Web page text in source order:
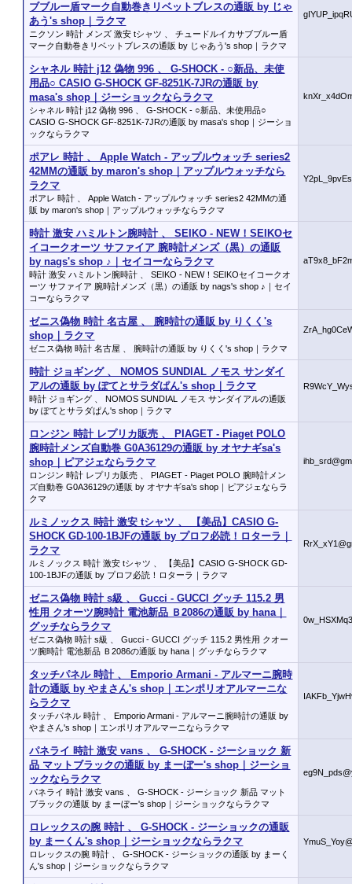
ブブルー盾マーク自動巻きリベットブレスの通販 by じゃ
あう's shop｜ラクマ
ニクソン 時計 メンズ 激安 tシャツ 、 チュードルイカサブブルー盾
マーク自動巻きリベットブレスの通販 by じゃあう's shop｜ラクマ
シャネル 時計 j12 偽物 996 、 G-SHOCK - ○新品、未使
用品○ CASIO G-SHOCK GF-8251K-7JRの通販 by
masa's shop｜ジーショックならラクマ
シャネル 時計 j12 偽物 996 、 G-SHOCK - ○新品、未使用品○
CASIO G-SHOCK GF-8251K-7JRの通販 by masa's shop｜ジーショ
ックならラクマ
ポアレ 時計 、 Apple Watch - アップルウォッチ series2
42MMの通販 by maron's shop｜アップルウォッチなら
ラクマ
ポアレ 時計 、 Apple Watch - アップルウォッチ series2 42MMの通
販 by maron's shop｜アップルウォッチならラクマ
時計 激安 ハミルトン腕時計 、 SEIKO - NEW！SEIKOセ
イコークオーツ サファイア 腕時計メンズ（黒）の通販
by nags's shop ♪｜セイコーならラクマ
時計 激安 ハミルトン腕時計 、 SEIKO - NEW！SEIKOセイコークオ
ーツ サファイア 腕時計メンズ（黒）の通販 by nags's shop ♪｜セイ
コーならラクマ
ゼニス偽物 時計 名古屋 、 腕時計の通販 by りくく's
shop｜ラクマ
ゼニス偽物 時計 名古屋 、 腕時計の通販 by りくく's shop｜ラクマ
時計 ジョギング 、 NOMOS SUNDIAL ノモス サンダイ
アルの通販 by ぽてとサラダぱん's shop｜ラクマ
時計 ジョギング 、 NOMOS SUNDIAL ノモス サンダイアルの通販
by ぽてとサラダぱん's shop｜ラクマ
ロンジン 時計 レプリカ販売 、 PIAGET - Piaget POLO
腕時計メンズ自動巻 G0A36129の通販 by オヤナギsa's
shop｜ピアジェならラクマ
ロンジン 時計 レプリカ販売 、 PIAGET - Piaget POLO 腕時計メン
ズ自動巻 G0A36129の通販 by オヤナギsa's shop｜ピアジェならラ
クマ
ルミノックス 時計 激安 tシャツ 、 【美品】CASIO G-
SHOCK GD-100-1BJFの通販 by プロフ必読！ロターラ｜
ラクマ
ルミノックス 時計 激安 tシャツ 、 【美品】CASIO G-SHOCK GD-
100-1BJFの通販 by プロフ必読！ロターラ｜ラクマ
ゼニス偽物 時計 s級 、 Gucci - GUCCI グッチ 115.2 男
性用 クオーツ腕時計 電池新品 Ｂ2086の通販 by hana｜
グッチならラクマ
ゼニス偽物 時計 s級 、 Gucci - GUCCI グッチ 115.2 男性用 クオー
ツ腕時計 電池新品 Ｂ2086の通販 by hana｜グッチならラクマ
タッチパネル 時計 、 Emporio Armani - アルマーニ腕時
計の通販 by やまさん's shop｜エンポリオアルマーニな
らラクマ
タッチパネル 時計 、 Emporio Armani - アルマーニ腕時計の通販 by
やまさん's shop｜エンポリオアルマーニならラクマ
パネライ 時計 激安 vans 、 G-SHOCK - ジーショック 新
品 マットブラックの通販 by まーぼー's shop｜ジーショ
ックならラクマ
パネライ 時計 激安 vans 、 G-SHOCK - ジーショック 新品 マット
ブラックの通販 by まーぼー's shop｜ジーショックならラクマ
ロレックスの腕 時計 、 G-SHOCK - ジーショックの通販
by まーくん's shop｜ジーショックならラクマ
ロレックスの腕 時計 、 G-SHOCK - ジーショックの通販 by まーく
ん's shop｜ジーショックならラクマ